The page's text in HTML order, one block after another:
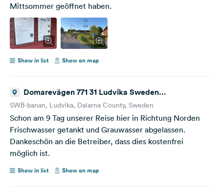
Mittsommer geöffnet haben.
Show in list Show on map
Domarevägen 771 31 Ludvika Sweden
Frischwassertank aufgefüllt
SWB-banan, Ludvika, Dalarna County, Sweden
Schon am 9 Tag unserer Reise hier in Richtung Norden
Frischwasser getankt und Grauwasser abgelassen.
Dankeschön an die Betreiber, dass dies kostenfrei
möglich ist.
Show in list Show on map